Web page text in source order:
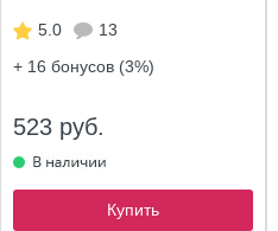
5.0
13
+ 16 бонусов (3%)
523 руб.
Купить